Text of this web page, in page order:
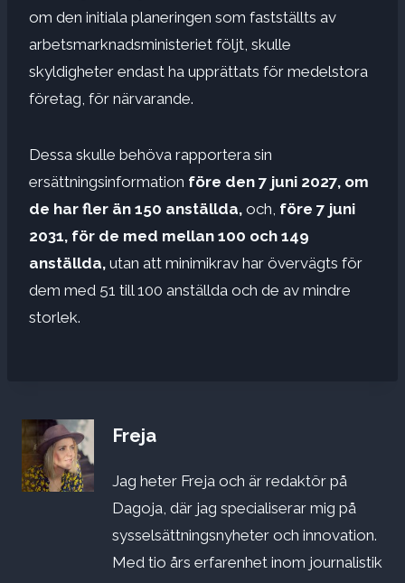
om den initiala planeringen som fastställts av
arbetsmarknadsministeriet följt, skulle
skyldigheter endast ha upprättats för medelstora
företag, för närvarande.
Dessa skulle behöva rapportera sin
ersättningsinformation före den 7 juni 2027, om
de har fler än 150 anställda, och, före 7 juni
2031, för de med mellan 100 och 149
anställda, utan att minimikrav har övervägts för
dem med 51 till 100 anställda och de av mindre
storlek.
Freja
Jag heter Freja och är redaktör på
Dagoja, där jag specialiserar mig på
sysselsättningsnyheter och innovation.
Med tio års erfarenhet inom journalistik